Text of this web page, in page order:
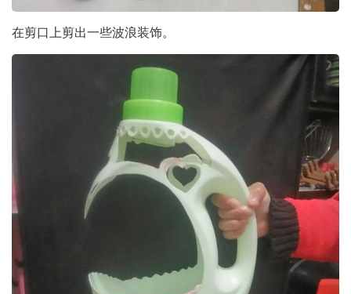
在剪口上剪出一些波浪装饰。